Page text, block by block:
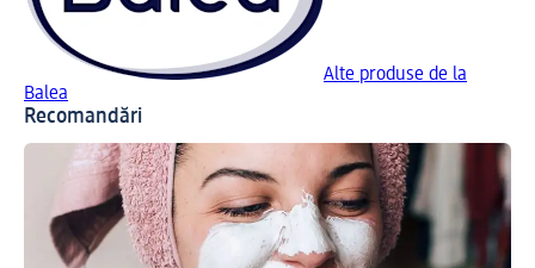
Alte produse de la
Balea
Recomandări